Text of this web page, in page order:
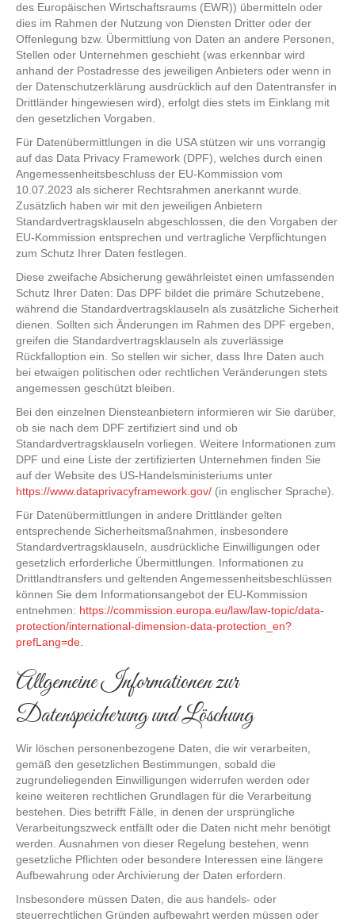
des Europäischen Wirtschaftsraums (EWR)) übermitteln oder
dies im Rahmen der Nutzung von Diensten Dritter oder der
Offenlegung bzw. Übermittlung von Daten an andere Personen,
Stellen oder Unternehmen geschieht (was erkennbar wird
anhand der Postadresse des jeweiligen Anbieters oder wenn in
der Datenschutzerklärung ausdrücklich auf den Datentransfer in
Drittländer hingewiesen wird), erfolgt dies stets im Einklang mit
den gesetzlichen Vorgaben.
Für Datenübermittlungen in die USA stützen wir uns vorrangig
auf das Data Privacy Framework (DPF), welches durch einen
Angemessenheitsbeschluss der EU-Kommission vom
10.07.2023 als sicherer Rechtsrahmen anerkannt wurde.
Zusätzlich haben wir mit den jeweiligen Anbietern
Standardvertragsklauseln abgeschlossen, die den Vorgaben der
EU-Kommission entsprechen und vertragliche Verpflichtungen
zum Schutz Ihrer Daten festlegen.
Diese zweifache Absicherung gewährleistet einen umfassenden
Schutz Ihrer Daten: Das DPF bildet die primäre Schutzebene,
während die Standardvertragsklauseln als zusätzliche Sicherheit
dienen. Sollten sich Änderungen im Rahmen des DPF ergeben,
greifen die Standardvertragsklauseln als zuverlässige
Rückfalloption ein. So stellen wir sicher, dass Ihre Daten auch
bei etwaigen politischen oder rechtlichen Veränderungen stets
angemessen geschützt bleiben.
Bei den einzelnen Diensteanbietern informieren wir Sie darüber,
ob sie nach dem DPF zertifiziert sind und ob
Standardvertragsklauseln vorliegen. Weitere Informationen zum
DPF und eine Liste der zertifizierten Unternehmen finden Sie
auf der Website des US-Handelsministeriums unter
https://www.dataprivacyframework.gov/ (in englischer Sprache).
Für Datenübermittlungen in andere Drittländer gelten
entsprechende Sicherheitsmaßnahmen, insbesondere
Standardvertragsklauseln, ausdrückliche Einwilligungen oder
gesetzlich erforderliche Übermittlungen. Informationen zu
Drittlandtransfers und geltenden Angemessenheitsbeschlüssen
können Sie dem Informationsangebot der EU-Kommission
entnehmen: https://commission.europa.eu/law/law-topic/data-
protection/international-dimension-data-protection_en?
prefLang=de.
Allgemeine Informationen zur
Datenspeicherung und Löschung
Wir löschen personenbezogene Daten, die wir verarbeiten,
gemäß den gesetzlichen Bestimmungen, sobald die
zugrundeliegenden Einwilligungen widerrufen werden oder
keine weiteren rechtlichen Grundlagen für die Verarbeitung
bestehen. Dies betrifft Fälle, in denen der ursprüngliche
Verarbeitungszweck entfällt oder die Daten nicht mehr benötigt
werden. Ausnahmen von dieser Regelung bestehen, wenn
gesetzliche Pflichten oder besondere Interessen eine längere
Aufbewahrung oder Archivierung der Daten erfordern.
Insbesondere müssen Daten, die aus handels- oder
steuerrechtlichen Gründen aufbewahrt werden müssen oder